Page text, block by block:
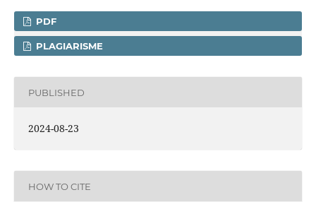
PDF
PLAGIARISME
PUBLISHED
2024-08-23
HOW TO CITE